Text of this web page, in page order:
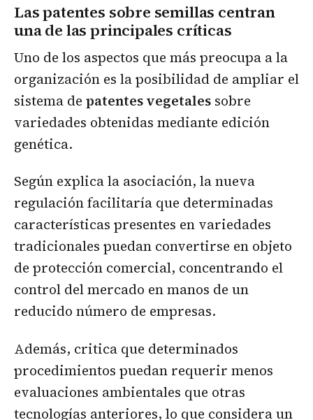
Las patentes sobre semillas centran
una de las principales críticas
Uno de los aspectos que más preocupa a la
organización es la posibilidad de ampliar el
sistema de patentes vegetales sobre
variedades obtenidas mediante edición
genética.
Según explica la asociación, la nueva
regulación facilitaría que determinadas
características presentes en variedades
tradicionales puedan convertirse en objeto
de protección comercial, concentrando el
control del mercado en manos de un
reducido número de empresas.
Además, critica que determinados
procedimientos puedan requerir menos
evaluaciones ambientales que otras
tecnologías anteriores, lo que considera un